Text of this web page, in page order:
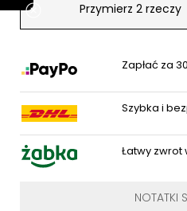
Przymierz 2 rzeczy
Zapłać za
Szybka i
Łatwy zwrot
NOTATKI